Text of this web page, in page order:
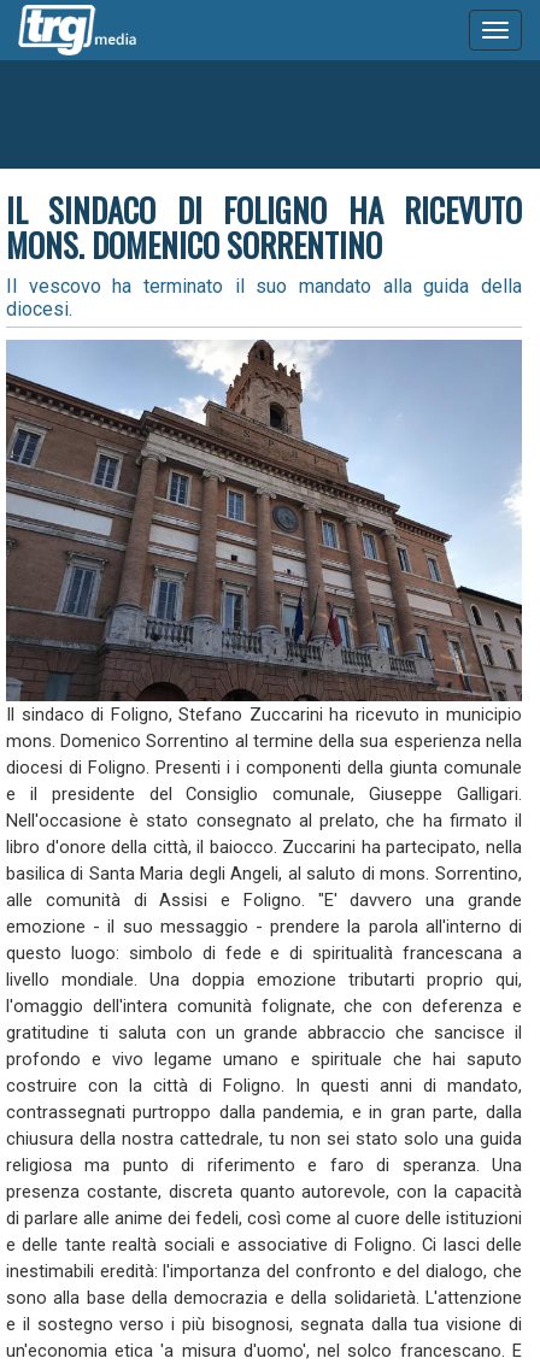
IL SINDACO DI FOLIGNO HA RICEVUTO
MONS. DOMENICO SORRENTINO
Il vescovo ha terminato il suo mandato alla guida della
diocesi.
Il sindaco di Foligno, Stefano Zuccarini ha ricevuto in municipio
mons. Domenico Sorrentino al termine della sua esperienza nella
diocesi di Foligno. Presenti i i componenti della giunta comunale
e il presidente del Consiglio comunale, Giuseppe Galligari.
Nell'occasione è stato consegnato al prelato, che ha firmato il
libro d'onore della città, il baiocco. Zuccarini ha partecipato, nella
basilica di Santa Maria degli Angeli, al saluto di mons. Sorrentino,
alle comunità di Assisi e Foligno. "E' davvero una grande
emozione - il suo messaggio - prendere la parola all'interno di
questo luogo: simbolo di fede e di spiritualità francescana a
livello mondiale. Una doppia emozione tributarti proprio qui,
l'omaggio dell'intera comunità folignate, che con deferenza e
gratitudine ti saluta con un grande abbraccio che sancisce il
profondo e vivo legame umano e spirituale che hai saputo
costruire con la città di Foligno. In questi anni di mandato,
contrassegnati purtroppo dalla pandemia, e in gran parte, dalla
chiusura della nostra cattedrale, tu non sei stato solo una guida
religiosa ma punto di riferimento e faro di speranza. Una
presenza costante, discreta quanto autorevole, con la capacità
di parlare alle anime dei fedeli, così come al cuore delle istituzioni
e delle tante realtà sociali e associative di Foligno. Ci lasci delle
inestimabili eredità: l'importanza del confronto e del dialogo, che
sono alla base della democrazia e della solidarietà. L'attenzione
e il sostegno verso i più bisognosi, segnata dalla tua visione di
un'economia etica 'a misura d'uomo', nel solco francescano. E